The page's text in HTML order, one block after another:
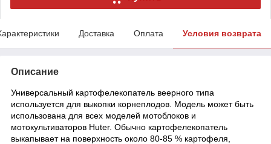
Доставка Оплата Условия возврата
Описание
Универсальный картофелекопатель веерного типа
используется для выкопки корнеплодов. Модель может быть
использована для всех моделей мотоблоков и
мотокультиваторов Huter. Обычно картофелекопатель
выкапывает на поверхность около 80-85 % картофеля,